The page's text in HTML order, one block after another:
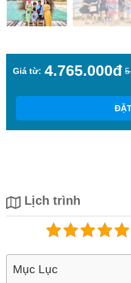
Giá từ: 4.765.000đ
Lịch trình
Mục Lục